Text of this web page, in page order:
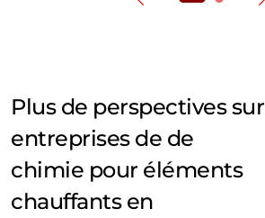
Plus de perspectives sur
entreprises de de
chimie pour éléments
chauffants en